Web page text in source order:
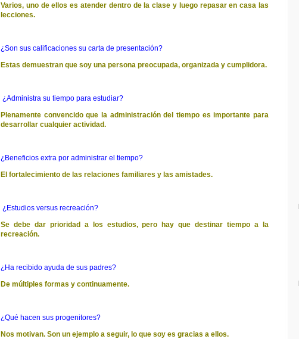
Varios, uno de ellos es atender dentro de la clase y luego repasar en casa las
lecciones.
¿Son sus calificaciones su carta de presentación?
Estas demuestran que soy una persona preocupada, organizada y cumplidora.
¿Administra su tiempo para estudiar?
Plenamente convencido que la administración del tiempo es importante para
desarrollar cualquier actividad.
¿Beneficios extra por administrar el tiempo?
El fortalecimiento de las relaciones familiares y las amistades.
¿Estudios versus recreación?
Se debe dar prioridad a los estudios, pero hay que destinar tiempo a la
recreación.
¿Ha recibido ayuda de sus padres?
De múltiples formas y continuamente.
¿Qué hacen sus progenitores?
Nos motivan. Son un ejemplo a seguir, lo que soy es gracias a ellos.